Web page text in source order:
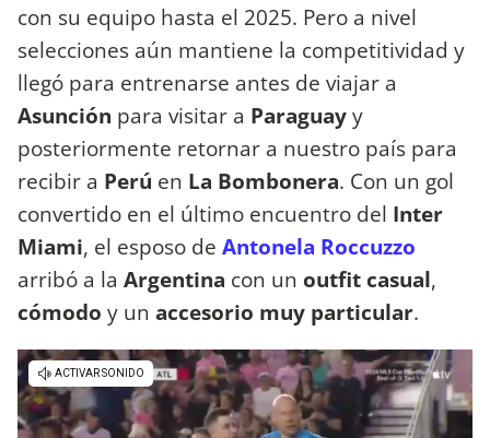
con su equipo hasta el 2025. Pero a nivel
selecciones aún mantiene la competitividad y
llegó para entrenarse antes de viajar a
Asunción para visitar a Paraguayy
posteriormente retornar a nuestro país para
recibir a Perú en La Bombonera. Con un gol
convertido en el último encuentro del Inter
Miami, el esposo de Antonela Roccuzzo
arribó a la Argentina con un outfit casual,
cómodo y un accesorio muy particular.